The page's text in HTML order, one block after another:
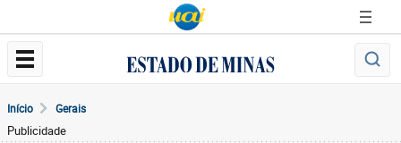
Início Gerais
Publicidade